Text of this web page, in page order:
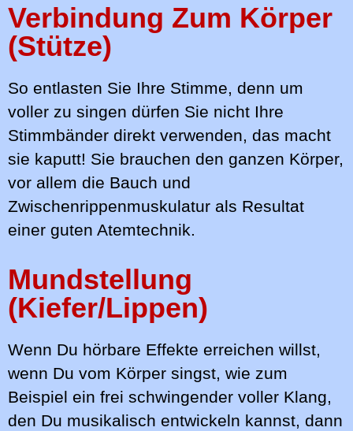
Verbindung Zum Körper
(Stütze)
So entlasten Sie Ihre Stimme, denn um
voller zu singen dürfen Sie nicht Ihre
Stimmbänder direkt verwenden, das macht
sie kaputt! Sie brauchen den ganzen Körper,
vor allem die Bauch und
Zwischenrippenmuskulatur als Resultat
einer guten Atemtechnik.
Mundstellung
(Kiefer/Lippen)
Wenn Du hörbare Effekte erreichen willst,
wenn Du vom Körper singst, wie zum
Beispiel ein frei schwingender voller Klang,
den Du musikalisch entwickeln kannst, dann